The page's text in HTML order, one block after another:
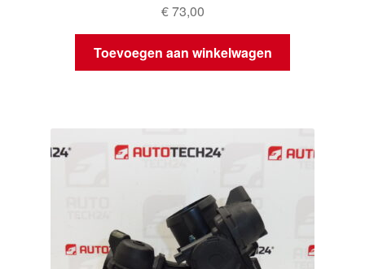
€73,00
Toevoegen aan winkelwagen